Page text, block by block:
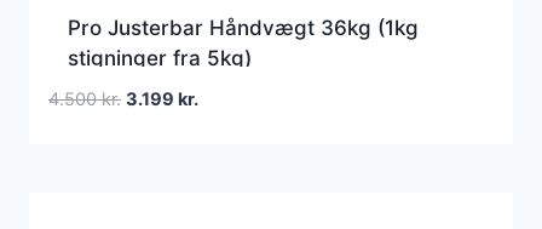
Pro Justerbar Håndvægt 36kg (1kg
stigninger fra 5kg)
4.500kr. Den
3.199 kr.Den